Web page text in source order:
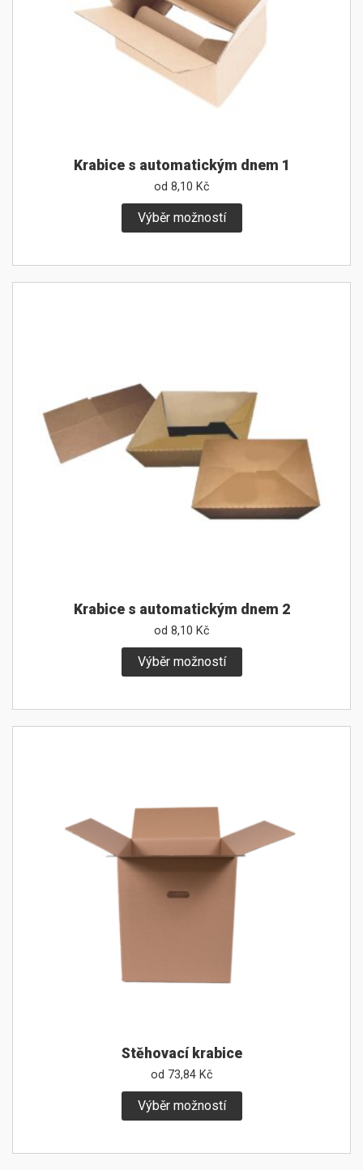
Krabice s automatickým dnem 1
od 8,10 Kč
Výběr možností
Krabice s automatickým dnem 2
od 8,10 Kč
Výběr možností
Stěhovací krabice
od 73,84 Kč
Výběr možností